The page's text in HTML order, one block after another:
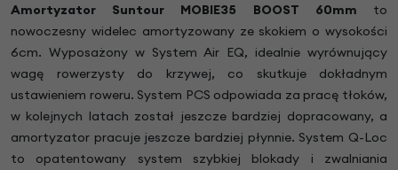
Amortyzator Suntour MOBIE35 BOOST 60mm to
nowoczesny widelec amortyzowany ze skokiem o wysokości
6cm. Wyposażony w System Air EQ, idealnie wyrównujący
wagę rowerzysty do krzywej, co skutkuje dokładnym
ustawieniem roweru. System PCS odpowiada za pracę tłoków,
w kolejnych latach został jeszcze bardziej dopracowany, a
amortyzator pracuje jeszcze bardziej płynnie. System Q-Loc
to opatentowany system szybkiej blokady i zwalniania